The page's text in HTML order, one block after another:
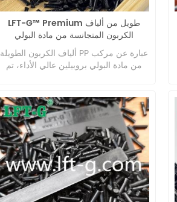
LFT-G™ Premium طويل من ألياف
الكربون المتجانسة من مادة البولي
بروبيلين (PP) للتطبيقات عالية الأداءألياف الكربون الطويلة PP عبارة عن مركب
من مادة البولي بروبيلين عالي الأداء، تم
للتطبيقات الصعبة مثل قطع غيار السيارات.